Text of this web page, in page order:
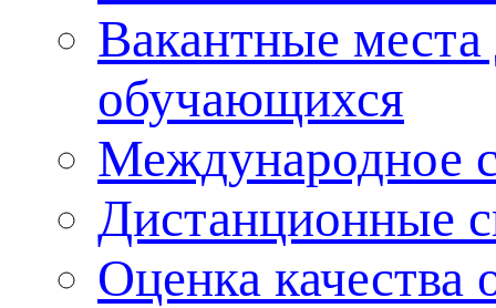
Вакантные
обучающихся
Международное
Дистанционные
Оценка качества